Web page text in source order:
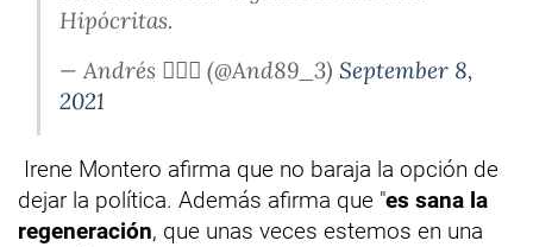
Hipócritas.
— Andrés 🏳️‍🌈🔻 (@And89_3) September 8,
2021
Irene Montero afirma que no baraja la opción de
dejar la política. Además afirma que "es sana la
regeneración, que unas veces estemos en una